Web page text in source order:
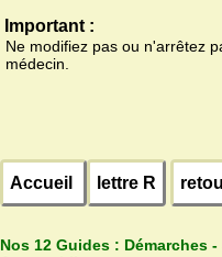
Important :
Ne modifiez pas ou n'arrêtez
médecin.
Accueil lettre R
Nos 12 Guides : Démarches